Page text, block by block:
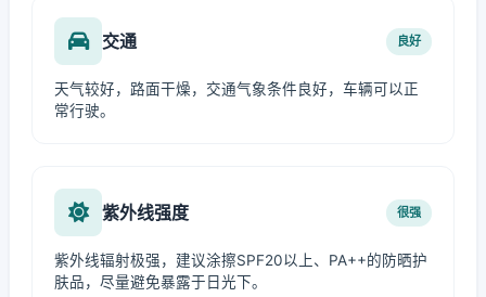
交通 良好
天气较好，路面干燥，交通气象条件良好，车辆可以正
常行驶。
紫外线强度 很强
紫外线辐射极强，建议涂擦SPF20以上、PA++的防晒护
肤品，尽量避免暴露于日光下。